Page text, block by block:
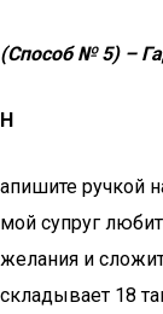
(Способ № 5) –
Н
апишите ручкой
мой супруг
желания и
складывает 18